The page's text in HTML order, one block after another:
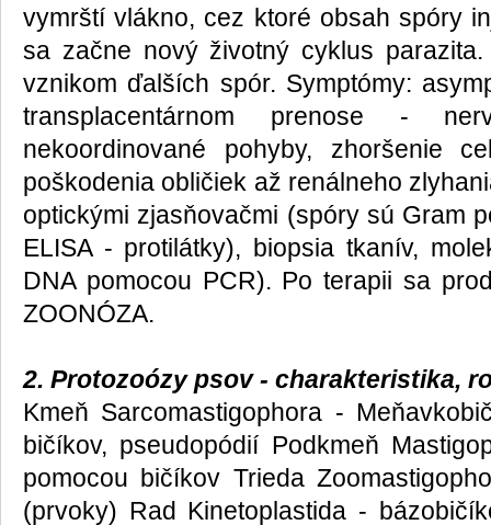
vymrští vlákno, cez ktoré obsah spóry
sa začne nový životný cyklus
vznikom ďalších spór. Symptómy:
transplacentárnom prenose -
nekoordinované pohyby, zhoršenie
poškodenia obličiek až renálneho
optickými zjasňovačmi (spóry sú Gram
ELISA - protilátky), biopsia tkanív,
DNA pomocou PCR). Po terapii sa
ZOONÓZA.
2. Protozoózy psov - charakteristika,
Kmeň Sarcomastigophora -
bičíkov, pseudopódií Podkmeň
pomocou bičíkov Trieda
(prvoky) Rad Kinetoplastida -